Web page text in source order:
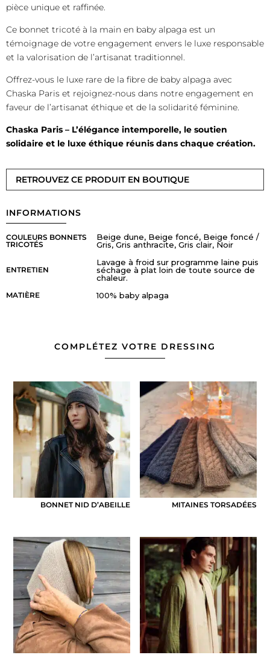
pièce unique et raffinée.
Ce bonnet tricoté à la main en baby alpaga est un
témoignage de votre engagement envers le luxe responsable
et la valorisation de l’artisanat traditionnel.
Offrez-vous le luxe rare de la fibre de baby alpaga avec
Chaska Paris et rejoignez-nous dans notre engagement en
faveur de l’artisanat éthique et de la solidarité féminine.
Chaska Paris – L’élégance intemporelle, le soutien
solidaire et le luxe éthique réunis dans chaque création.
RETROUVEZ CE PRODUIT EN BOUTIQUE
INFORMATIONS
COULEURS BONNETS
TRICOTÉS
Beige dune, Beige foncé, Beige foncé /
Gris, Gris anthracite, Gris clair, Noir
ENTRETIEN
Lavage à froid sur programme laine puis
séchage à plat loin de toute source de
chaleur.
MATIÈRE 100% baby alpaga
COMPLÉTEZ VOTRE DRESSING
BONNET NID D’ABEILLE MITAINES TORSADÉES